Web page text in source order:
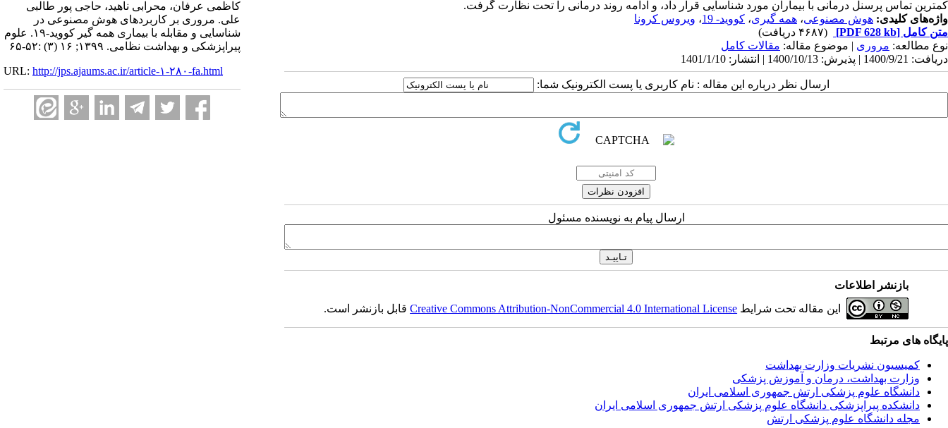
کاظمی عرفان، محرابی ناهید، حاجی پور طالبی
علی. مروری بر کاربردهای هوش مصنوعی در
شناسایی و مقابله با بیماری همه گیر کووید-۱۹. علوم
پیراپزشکی و بهداشت نظامی. ۱۳۹۹; ۱۶ (۳) :۵۲-۶۵
URL: http://jps.ajaums.ac.ir/article-۱-۲۸۰-fa.html
کمترین تماس پرسنل درمانی با بیماران مورد شناسایی قرار داد، و ادامه روند درمانی را تحت نظارت گرفت.
واژه‌های کلیدی: هوش مصنوعی، همه گیری، کووید- 19 ، ویروس کرونا
متن کامل [PDF 628 kb]
(۴۶۸۷ دریافت)
نوع مطالعه: مروری | موضوع مقاله: مقالات کامل
دریافت: 1400/9/21 | پذیرش: 1400/10/13 | انتشار: 1401/1/10
ارسال نظر درباره این مقاله : نام کاربری یا پست الکترونیک شما:
ارسال پیام به نویسنده مسئول
بازنشر اطلاعات
این مقاله تحت شرایط Creative Commons Attribution-NonCommercial 4.0 International Licenseقابل بازنشر است.
پایگاه های مرتبط
کمیسیون نشریات وزارت بهداشت
وزارت بهداشت، درمان و آموزش پزشکی
دانشگاه علوم پزشکی ارتش جمهوری اسلامی ایران
دانشکده پیراپزشکی دانشگاه علوم پزشکی ارتش جمهوری اسلامی ایران
مجله دانشگاه علوم پزشکی ارتش